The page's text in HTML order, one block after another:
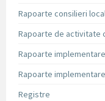
Rapoarte consilieri
Rapoarte de activitate
Rapoarte
Rapoarte
Registre